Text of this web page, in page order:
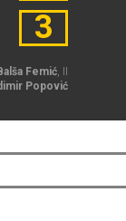
3
Femić, II
Popović